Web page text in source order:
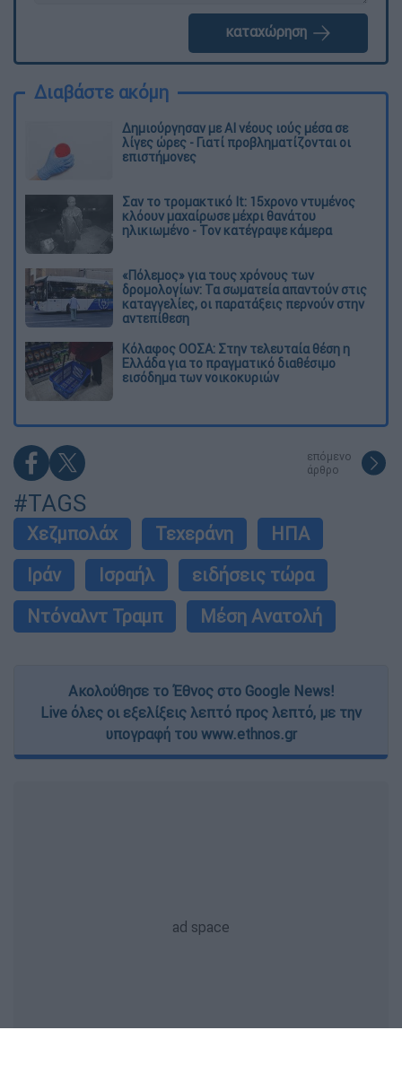
καταχώρηση
Διαβάστε ακόμη
Δημιούργησαν με AI νέους ιούς μέσα σε
λίγες ώρες - Γιατί προβληματίζονται οι
επιστήμονες
Σαν το τρομακτικό It: 15χρονο ντυμένος
κλόουν μαχαίρωσε μέχρι θανάτου
ηλικιωμένο - Τον κατέγραψε κάμερα
«Πόλεμος» για τους χρόνους των
δρομολογίων: Τα σωματεία απαντούν στις
καταγγελίες, οι παρατάξεις περνούν στην
αντεπίθεση
Κόλαφος ΟΟΣΑ: Στην τελευταία θέση η
Ελλάδα για το πραγματικό διαθέσιμο
εισόδημα των νοικοκυριών
επόμενο
άρθρο
#TAGS
Χεζμπολάχ Τεχεράνη
ΗΠΑ
Ιράν
Ισραήλ
ειδήσεις τώρα
Ντόναλντ Τραμπ
Μέση Ανατολή
Ακολούθησε το Έθνος στο Google News!
Live όλες οι εξελίξεις λεπτό προς λεπτό, με την
υπογραφή του www.ethnos.gr